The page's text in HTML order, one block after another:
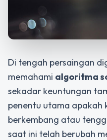
Di tengah persaingan
memahami algoritma
sekadar keuntungan
penentu utama apakah
berkembang atau
saat ini telah berubah